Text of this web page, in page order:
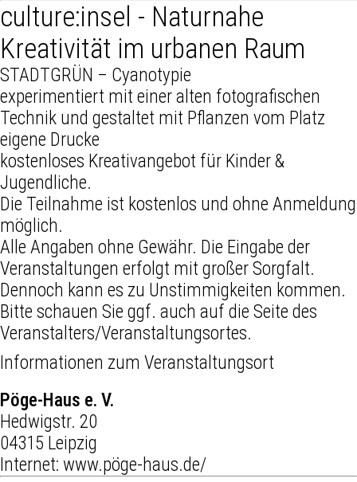
culture:insel - Naturnahe
Kreativität im urbanen Raum
STADTGRÜN – Cyanotypie
experimentiert mit einer alten fotografischen
Technik und gestaltet mit Pflanzen vom Platz
eigene Drucke
kostenloses Kreativangebot für Kinder &
Jugendliche.
Die Teilnahme ist kostenlos und ohne Anmeldung
möglich.
Alle Angaben ohne Gewähr. Die Eingabe der
Veranstaltungen erfolgt mit großer Sorgfalt.
Dennoch kann es zu Unstimmigkeiten kommen.
Bitte schauen Sie ggf. auch auf die Seite des
Veranstalters/Veranstaltungsortes.
Informationen zum Veranstaltungsort
Pöge-Haus e. V.
Hedwigstr. 20
04315 Leipzig
Internet: www.pöge-haus.de/